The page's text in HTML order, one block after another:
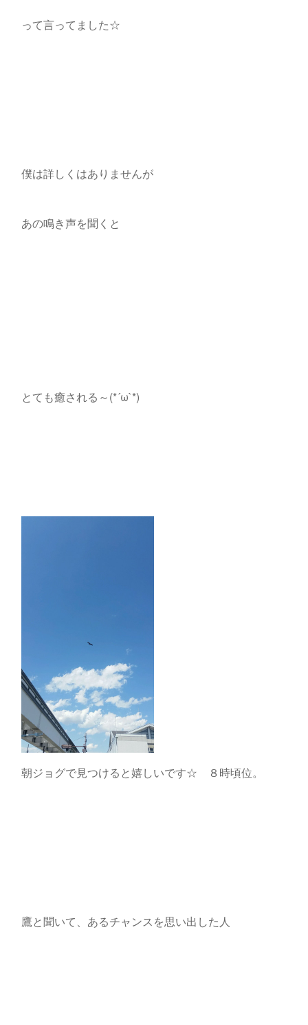
って言ってました☆
僕は詳しくはありませんが
あの鳴き声を聞くと
とても癒される～(*´ω`*)
朝ジョグで見つけると嬉しいです☆ ８時頃位。
鷹と聞いて、あるチャンスを思い出した人